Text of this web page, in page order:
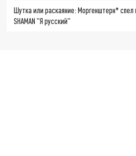
Шутка или раскаяние: Моргенштерн* спел
SHAMAN "Я русский"